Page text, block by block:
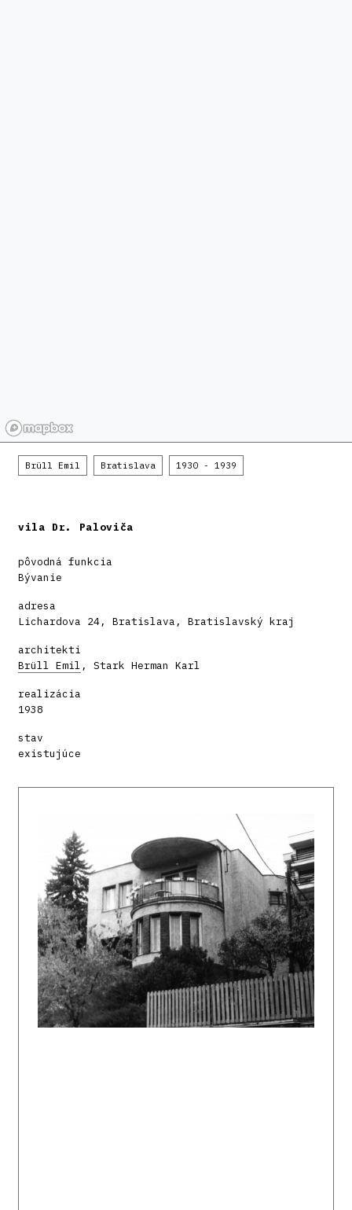
Brüll Emil Bratislava 1930 - 1939
vila Dr. Paloviča
pôvodná funkcia
Bývanie
adresa
Lichardova 24, Bratislava, Bratislavský kraj
architekti
Brüll Emil , Stark Herman Karl
realizácia
1938
stav
existujúce